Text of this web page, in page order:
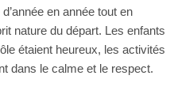
en année tout en
nature du départ. Les enfants
étaient heureux, les activités
dans le calme et le respect.